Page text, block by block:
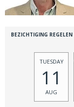
BEZICHTIGING REGELEN
TUESDAY
11
AUG